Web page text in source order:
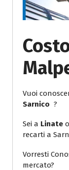
Vuoi
Sarnico ?
Sei a Linate
recarti a
Vorresti
mercato?